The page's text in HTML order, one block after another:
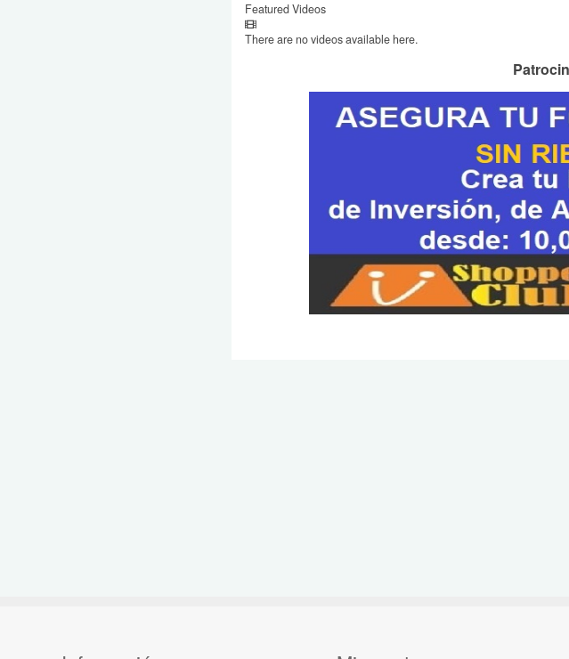
Featured Videos
There are no videos available here.